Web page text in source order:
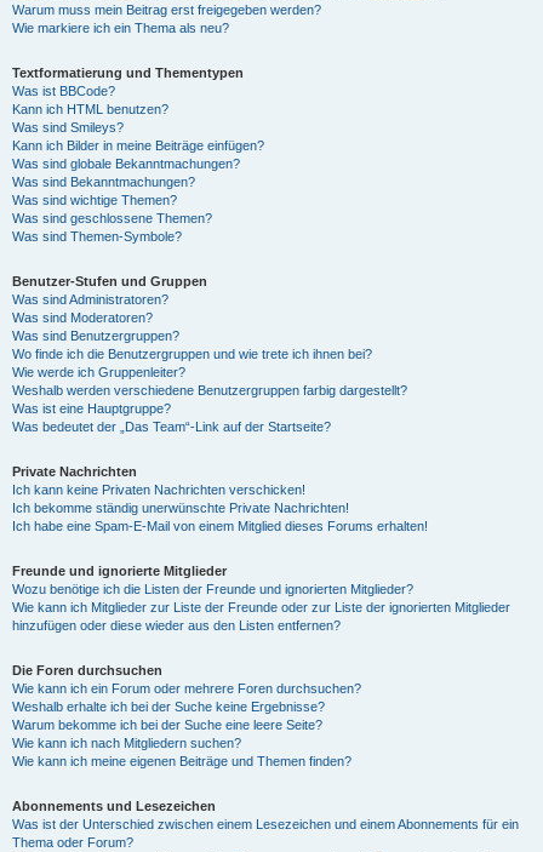
Warum muss mein Beitrag erst freigegeben werden?
Wie markiere ich ein Thema als neu?
Textformatierung und Thementypen
Was ist BBCode?
Kann ich HTML benutzen?
Was sind Smileys?
Kann ich Bilder in meine Beiträge einfügen?
Was sind globale Bekanntmachungen?
Was sind Bekanntmachungen?
Was sind wichtige Themen?
Was sind geschlossene Themen?
Was sind Themen-Symbole?
Benutzer-Stufen und Gruppen
Was sind Administratoren?
Was sind Moderatoren?
Was sind Benutzergruppen?
Wo finde ich die Benutzergruppen und wie trete ich ihnen bei?
Wie werde ich Gruppenleiter?
Weshalb werden verschiedene Benutzergruppen farbig dargestellt?
Was ist eine Hauptgruppe?
Was bedeutet der „Das Team“-Link auf der Startseite?
Private Nachrichten
Ich kann keine Privaten Nachrichten verschicken!
Ich bekomme ständig unerwünschte Private Nachrichten!
Ich habe eine Spam-E-Mail von einem Mitglied dieses Forums erhalten!
Freunde und ignorierte Mitglieder
Wozu benötige ich die Listen der Freunde und ignorierten Mitglieder?
Wie kann ich Mitglieder zur Liste der Freunde oder zur Liste der ignorierten Mitglieder
hinzufügen oder diese wieder aus den Listen entfernen?
Die Foren durchsuchen
Wie kann ich ein Forum oder mehrere Foren durchsuchen?
Weshalb erhalte ich bei der Suche keine Ergebnisse?
Warum bekomme ich bei der Suche eine leere Seite?
Wie kann ich nach Mitgliedern suchen?
Wie kann ich meine eigenen Beiträge und Themen finden?
Abonnements und Lesezeichen
Was ist der Unterschied zwischen einem Lesezeichen und einem Abonnements für ein
Thema oder Forum?